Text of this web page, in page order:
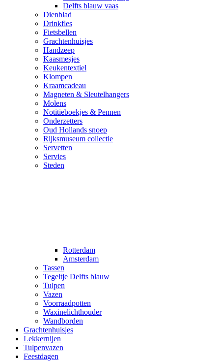
Delfts blauw vaas
Dienblad
Drinkfles
Fietsbellen
Grachtenhuisjes
Handzeep
Kaasmesjes
Keukentextiel
Klompen
Kraamcadeau
Magneten & Sleutelhangers
Molens
Notitieboekjes & Pennen
Onderzetters
Oud Hollands snoep
Rijksmuseum collectie
Servetten
Servies
Steden
Rotterdam
Amsterdam
Tassen
Tegeltje Delfts blauw
Tulpen
Vazen
Voorraadpotten
Waxinelichthouder
Wandborden
Grachtenhuisjes
Lekkernijen
Tulpenvazen
Feestdagen